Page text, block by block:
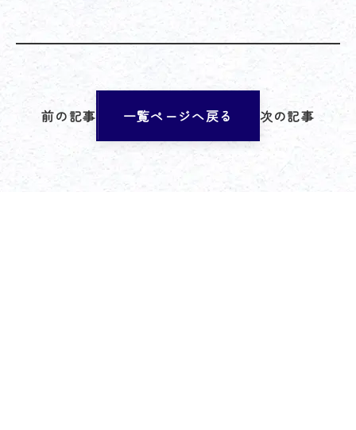
前の記事 一覧ページへ戻る 次の記事